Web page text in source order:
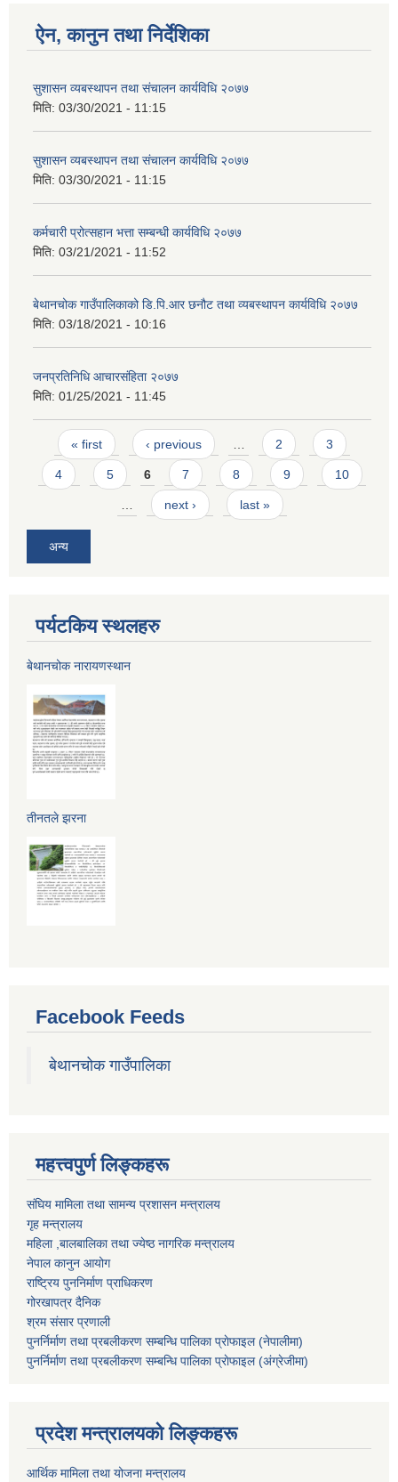
ऐन, कानुन तथा निर्देशिका
सुशासन व्यबस्थापन तथा संचालन कार्यविधि २०७७
मिति: 03/30/2021 - 11:15
सुशासन व्यबस्थापन तथा संचालन कार्यविधि २०७७
मिति: 03/30/2021 - 11:15
कर्मचारी प्रोत्सहान भत्ता सम्बन्धी कार्यविधि २०७७
मिति: 03/21/2021 - 11:52
बेथानचोक गाउँपालिकाको डि.पि.आर छनौट तथा व्यबस्थापन कार्यविधि २०७७
मिति: 03/18/2021 - 10:16
जनप्रतिनिधि आचारसंहिता २०७७
मिति: 01/25/2021 - 11:45
Pages
« first ‹ previous … 2 3
4 5 6 7 8 9 10
… next › last »
अन्य
पर्यटकिय स्थलहरु
बेथानचोक नारायणस्थान
तीनतले झरना
Facebook Feeds
बेथानचोक गाउँपालिका
महत्त्वपुर्ण लिङ्कहरू
संघिय मामिला तथा सामन्य प्रशासन मन्त्रालय
गृह मन्त्रालय
महिला ,बालबालिका तथा ज्येष्ठ नागरिक मन्त्रालय
नेपाल कानुन आयोग
राष्ट्रिय पुननिर्माण प्राधिकरण
गोरखापत्र दैनिक
श्रम संसार प्रणाली
पुनर्निर्माण तथा प्रबलीकरण सम्बन्धि पालिका प्राेफाइल (नेपालीमा)
पुनर्निर्माण तथा प्रबलीकरण सम्बन्धि पालिका प्राेफाइल(अंग्रेजीमा)
प्रदेश मन्त्रालयको लिङ्कहरू
आर्थिक मामिला तथा योजना मन्त्रालय